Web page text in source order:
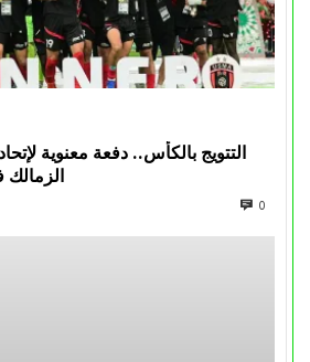
التتويج بالكأس.. دفعة معنوية
الزمالك
0